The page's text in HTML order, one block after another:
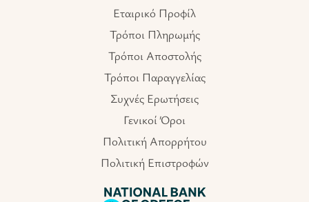
Εταιρικό Προφίλ
Τρόποι Πληρωμής
Τρόποι Αποστολής
Τρόποι Παραγγελίας
Συχνές Ερωτήσεις
Γενικοί Όροι
Πολιτική Απορρήτου
Πολιτική Επιστροφών